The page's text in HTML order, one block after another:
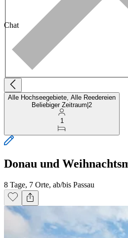
Chat
Alle Hochseegebiete, Alle Reedereien
Beliebiger Zeitraum 2
1
Donau und
8 Tage, 7 Orte, ab/bis Passau